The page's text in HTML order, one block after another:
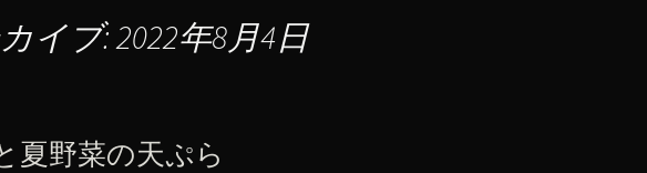
イブ: 2022年8月4日
夏野菜の天ぷら